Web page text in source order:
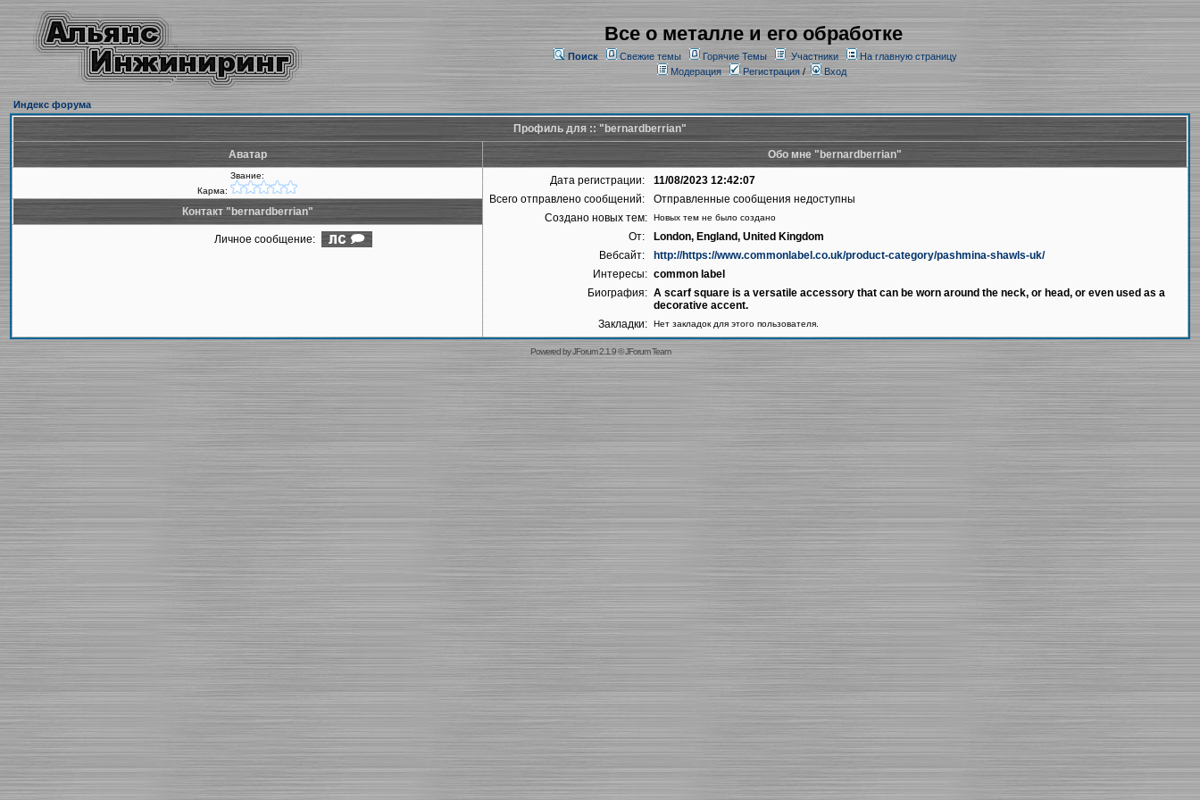
Все о металле и его обработке
Поиск Свежие темы Горячие Темы Участники
На главную страницу
Модерация
Регистрация/ Вход
Индекс форума
Профиль для :: "bernardberrian"
Аватар Обо мне "bernardberrian"
Звание:
Карма:
Дата регистрации:
11/08/2023 12:42:07
Всего отправлено сообщений:
Отправленные сообщения недоступны
Создано новых тем:
Новых тем не было создано
От:
London, England, United Kingdom
Вебсайт:
http://https://www.commonlabel.co.uk/product-category/pashmina-shawls-uk/
Интересы: common label
Биография: A scarf square is a versatile accessory that can be worn around the neck, or head, or even used as a
decorative accent.
Закладки:
Нет закладок для этого пользователя.
Контакт "bernardberrian"
Личное сообщение:
Powered byJForum 2.1.9©JForum Team